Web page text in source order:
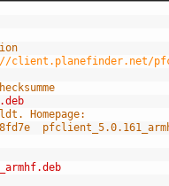
//client.planefinder.net/
Homepage: